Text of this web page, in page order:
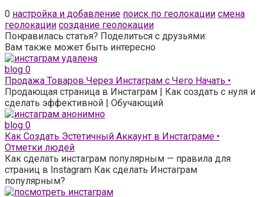
0 настройка и добавление поиск по геолокации смена
геолокации создание геолокации
Понравилась статья? Поделиться с друзьями:
Вам также может быть интересно
blog 0
Продажа Товаров Через Инстаграм с Чего Начать •
Продающая страница в Инстаграм | Как создать с нуля и
сделать эффективной | Обучающий
blog 0
Как Создать Эстетичный Аккаунт в Инстаграме •
Отметки людей
Как сделать инстаграм популярным — правила для
страниц в Instagram Как сделать Инстаграм
популярным?